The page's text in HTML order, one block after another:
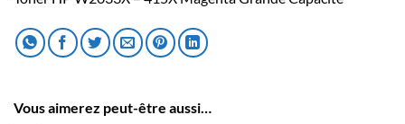
initial
était :
€304.50.
actuel
est :
€234.50.
Vous aimerez peut-être aussi…